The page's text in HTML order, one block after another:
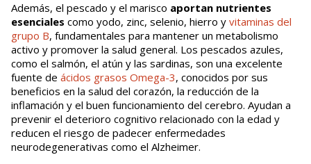
Además, el pescado y el marisco aportan nutrientes
esenciales como yodo, zinc, selenio, hierro y vitaminas del
grupo B, fundamentales para mantener un metabolismo
activo y promover la salud general. Los pescados azules,
como el salmón, el atún y las sardinas, son una excelente
fuente de ácidos grasos Omega-3, conocidos por sus
beneficios en la salud del corazón, la reducción de la
inflamación y el buen funcionamiento del cerebro. Ayudan a
prevenir el deterioro cognitivo relacionado con la edad y
reducen el riesgo de padecer enfermedades
neurodegenerativas como el Alzheimer.